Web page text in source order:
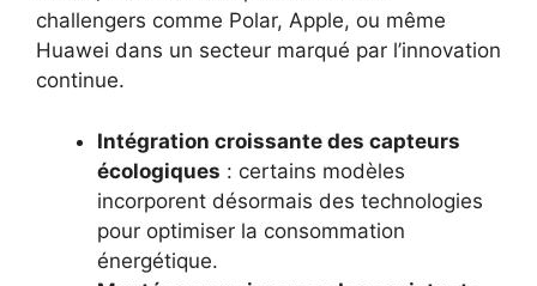
challengers comme Polar, Apple, ou même
Huawei dans un secteur marqué par l’innovation
continue.
Intégration croissante des capteurs
écologiques : certains modèles
incorporent désormais des technologies
pour optimiser la consommation
énergétique.